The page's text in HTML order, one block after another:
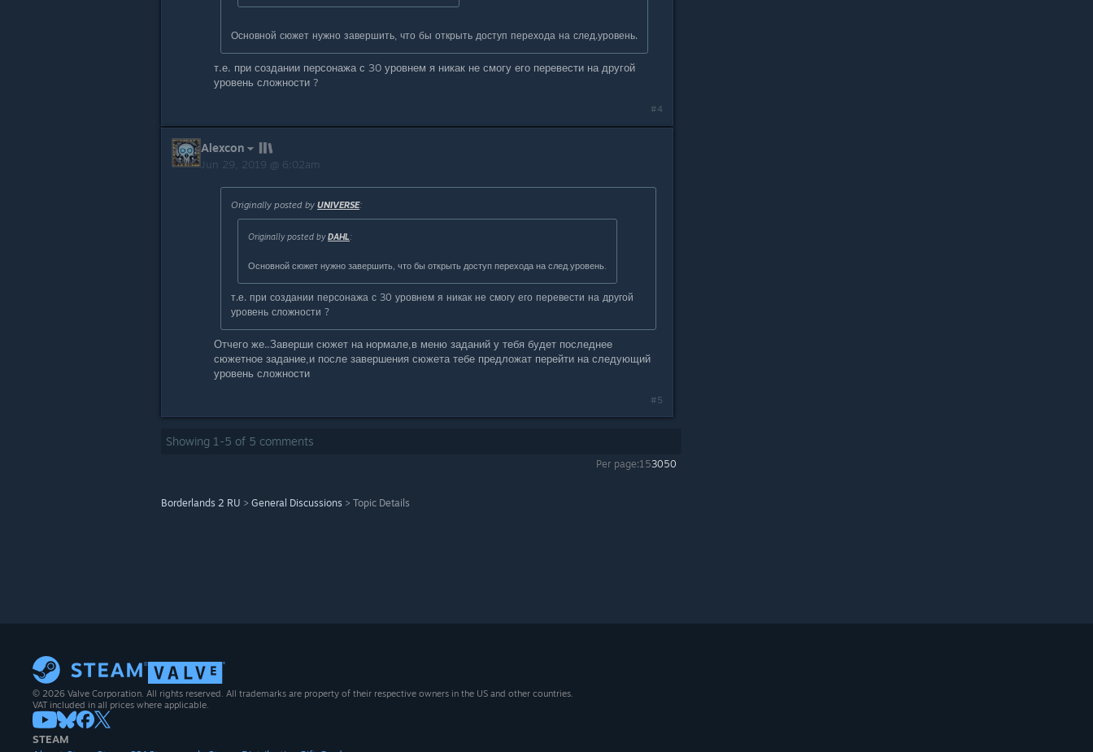
Основной сюжет нужно завершить, что бы открыть доступ перехода на след.уровень.
т.е. при создании персонажа с 30 уровнем я никак не смогу его перевести на другой
уровень сложности ?
#4
Alexcon
Jun 29, 2019 @ 6:02am
Originally posted by UNIVERSE:
Originally posted byDAHL:
Основной сюжет нужно завершить, что бы открыть доступ перехода на след.уровень.
т.е. при создании персонажа с 30 уровнем я никак не смогу его перевести на другой
уровень сложности ?
Отчего же..Заверши сюжет на нормале,в меню заданий у тебя будет последнее
сюжетное задание,и после завершения сюжета тебе предложат перейти на следующий
уровень сложности
#5
Showing 1 -5 of 5 comments
Per page:153050
Borderlands 2 RU > General Discussions > Topic Details
© 2026 Valve Corporation. All rights reserved. All trademarks are property of their respective owners in the US and other countries.
VAT included in all prices where applicable.
STEAM